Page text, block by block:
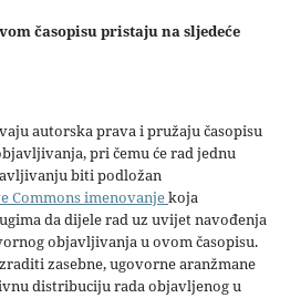
časopisu pristaju na sljedeće
autorska prava i pružaju časopisu
pri čemu će rad jednu
biti podložan
Commons imenovanjekoja
da dijele rad uz uvijet navođenja
objavljivanja u ovom časopisu.
zasebne, ugovorne aranžmane
distribuciju rada objavljenog u